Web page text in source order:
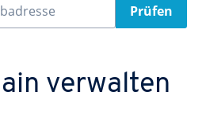
Prüfen
verwalten